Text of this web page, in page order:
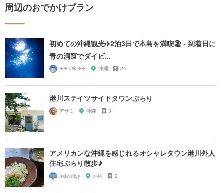
周辺のおでかけプラン
初めての沖縄観光✈️2泊3日で本島を満喫🏖 - 到着日に
青の洞窟でダイビ...
✈✈ usk ✈✈ 沖縄 24
港川ステイツサイドタウンぶらり
アサミ 沖縄 3
アメリカンな沖縄を感じれるオシャレタウン港川外人
住宅ぶらり散歩♪
hidemijoy 沖縄 2